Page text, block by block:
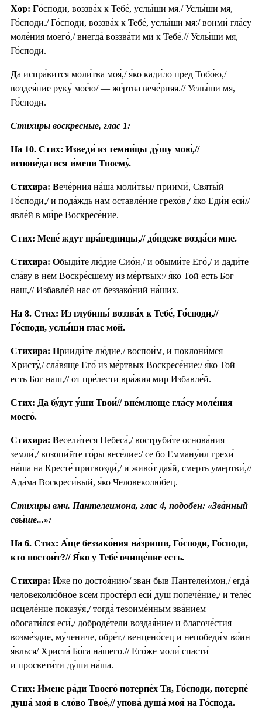
Хор: Го́споди, воззва́х к Тебе́, услы́ши мя./ Услы́ши мя,
Го́споди./ Го́споди, воззва́х к Тебе́, услы́ши мя:/ вонми́ гла́су
моле́ния моего́,/ внегда́ воззва́ти ми к Тебе́.// Услы́ши мя,
Го́споди.
Да испра́вится моли́тва моя́,/ я́ко кади́ло пред Тобо́ю,/
воздея́ние руку́ мое́ю/ — же́ртва вече́рняя.// Услы́ши мя,
Го́споди.
Стихиры воскресные, глас 1:
На 10. Стих: Изведи́ из темни́цы ду́шу мою́,//
испове́датися и́мени Твоему́.
Стихира: Вече́рния на́ша моли́твы/ приими́, Святы́й
Го́споди,/ и пода́ждь нам оставле́ние грехо́в,/ я́ко Еди́н еси́//
явле́й в ми́ре Воскресе́ние.
Стих: Мене́ ждут пра́ведницы,// до́ндеже возда́си мне.
Стихира: Обыди́те лю́дие Сио́н,/ и обыми́те Его́,/ и дади́те
сла́ву в нем Воскре́сшему из ме́ртвых:/ я́ко Той есть Бог
наш,// Избавле́й нас от беззако́ний на́ших.
На 8. Стих: Из глубины́ воззва́х к Тебе́, Го́споди,//
Го́споди, услы́ши глас мой.
Стихира: Прииди́те лю́дие,/ воспои́м, и поклони́мся
Христу́,/ сла́вяще Его́ из ме́ртвых Воскресе́ние:/ я́ко Той
есть Бог наш,// от пре́лести вра́жия мир Избавле́й.
Стих: Да бу́дут у́ши Твои́// вне́млюще гла́су моле́ния
моего́.
Стихира: Весели́теся Небеса́,/ воструби́те основа́ния
земли́,/ возопи́йте го́ры весе́лие:/ се бо Емману́ил грехи́
на́ша на Кресте́ пригвозди́,/ и живо́т дая́й, смерть умертви́,//
Ада́ма Воскреси́вый, я́ко Человеколю́бец.
Стихиры вмч. Пантелеимона, глас 4, подобен: «Зва́нный
свы́ше...»:
На 6. Стих: А́ще беззако́ния на́зриши, Го́споди, Го́споди,
кто постои́т?// Я́ко у Тебе́ очище́ние есть.
Стихира: И́же по достоя́нию/ зван быв Пантелеи́мон,/ егда́
человеколю́бное всем просте́рл еси́ душ попече́ние,/ и теле́с
исцеле́ние показу́я,/ тогда́ тезоиме́нным зва́нием
обогати́лся еси́,/ доброде́тели воздая́ние/ и благоче́стия
возме́здие, му́чениче, обре́т,/ венцено́сец и непобеди́м во́ин
я́влься/ Христа́ Бо́га на́шего.// Его́же моли́ спасти́
и просвети́ти ду́ши на́ша.
Стих: И́мене ра́ди Твоего́ потерпе́х Тя, Го́споди, потерпе́
душа́ моя́ в сло́во Твое́,// упова́ душа́ моя́ на Го́спода.